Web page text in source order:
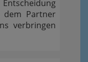
Partner
verbringen